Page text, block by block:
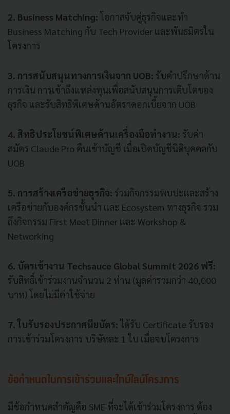
2. Business Matching: โอกาสจับคู่ธุรกิจและทำ
Business Matching กับ Tech Provider และพันธมิตรใน
โครงการ
3. การสนับสนุนทางการเงินจาก UOB: รับคำปรึกษาด้าน
การเงิน การเข้าถึงแหล่งทุนเพื่อสนับสนุนการเติบโตของ
ธุรกิจ และรับสิทธิพิเศษด้านอัตราดอกเบี้ยจาก UOB
4. สิทธิประโยชน์พิเศษด้านเครื่องมือทำงาน: รับค่า
สมัคร Claude Pro คืนเข้าบัญชี เมื่อเปิดบัญชีนิติบุคคลกับ
UOB
5. การสร้างเครือข่ายธุรกิจ: ร่วมกิจกรรมพบปะและสร้าง
เครือข่ายกับองค์กรชั้นนำ และ Ecosystem ทางธุรกิจ รวม
ถึงกิจกรรม First Meet Dinner และ Workshop &
Networking
6. บัตรเข้างาน Techsauce Global Summit 2026 ฟรี:
รับสิทธิ์เข้าร่วมงานจำนวน 2 ท่าน (มูลค่ารวมกว่า 40,000
บาท) โดยไม่มีค่าใช้จ่าย
7. ใบรับรองประกาศนียบัตร: ได้รับ Certificate รับรอง
การเข้าร่วมโครงการ บริษัทละ 1 ใบ เมื่อจบโครงการ
ข้อกำหนดในการเข้าร่วมและไทม์ไลน์โครงการ
มีข้อกำหนดสำคัญคือ SME ที่จะได้เข้าร่วมโครงการ ต้อง